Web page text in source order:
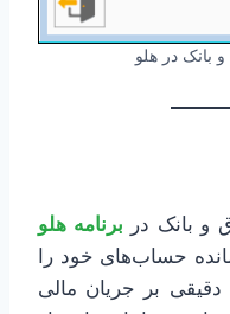
بانک در هلو
و بانک در برنامه هلو
حساب‌های خود را
دقیقی بر جریان مالی